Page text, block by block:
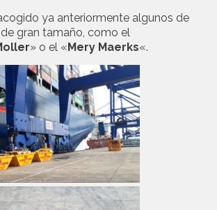
ya anteriormente algunos de
gran tamaño, como el
» o el «Mery Maerks«.